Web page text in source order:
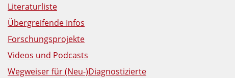
Literaturliste
Übergreifende Infos
Forschungsprojekte
Videos und Podcasts
Wegweiser für (Neu-)Diagnostizierte